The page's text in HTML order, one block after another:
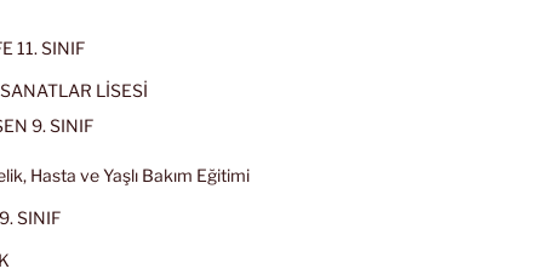
11. SINIF
LİSESİ
9. SINIF
Hasta ve Yaşlı Bakım Eğitimi
SINIF